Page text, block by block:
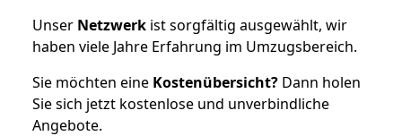
Unser Netzwerk ist sorgfältig ausgewählt, wir
haben viele Jahre Erfahrung im Umzugsbereich.
Sie möchten eine Kostenübersicht? Dann holen
Sie sich jetzt kostenlose und unverbindliche
Angebote.